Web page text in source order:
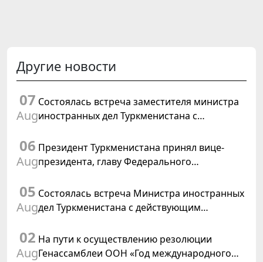
Другие новости
07
Aug
Состоялась встреча заместителя министра
иностранных дел Туркменистана с
Туркменистане
06
Aug
Президент Туркменистана принял вице-
президента, главу Федерального
Швейцарской Конфедерации
05
Aug
Состоялась встреча Министра иностранных
дел Туркменистана с действующим
02
Aug
На пути к осуществлению резолюции
Генассамблеи ООН «Год международного